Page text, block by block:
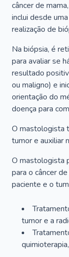
câncer de
inclui desde
realização de
Na biópsia, é
para avaliar se
resultado
ou maligno) e
orientação do
doença para
O mastologista
tumor e auxiliar
O mastologista
para o câncer
paciente e o
tumor e a